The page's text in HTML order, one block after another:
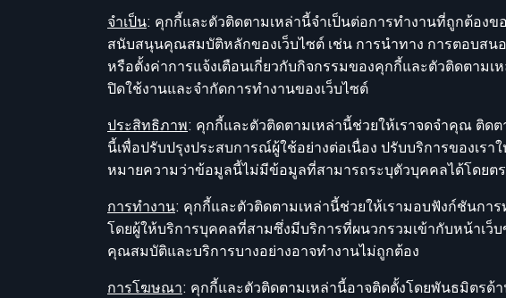
จำเป็น: คุกกี้และตัวติดตามเหล่านี้จำเป็นต่อการทำงานที่ถูกต้องข
สนับสนุนคุณสมบัติหลักของเว็บไซต์ เช่น การนำทาง การตอบส
หรือตั้งค่าการแจ้งเตือนเกี่ยวกับกิจกรรมของคุกกี้และตัวติดตาม
ปิดใช้งานและจำกัดการทำงานของเว็บไซต์
ประสิทธิภาพ: คุกกี้และตัวติดตามเหล่านี้ช่วยให้เราจดจำคุณ ติดต
นี้เพื่อปรับปรุงประสบการณ์ผู้ใช้อย่างต่อเนื่อง ปรับบริการของเร
หมายความว่าข้อมูลนี้ไม่มีข้อมูลที่สามารถระบุตัวบุคคลได้โดยต
การทำงาน: คุกกี้และตัวติดตามเหล่านี้ช่วยให้เรามอบฟังก์ชันกา
โดยผู้ให้บริการบุคคลที่สามซึ่งมีบริการที่ผนวกรวมเข้ากับหน้าเ
คุณสมบัติและบริการบางอย่างอาจทำงานไม่ถูกต้อง
การโฆษณา: คุกกี้และตัวติดตามเหล่านี้อาจติดตั้งโดยพันธมิตรด้